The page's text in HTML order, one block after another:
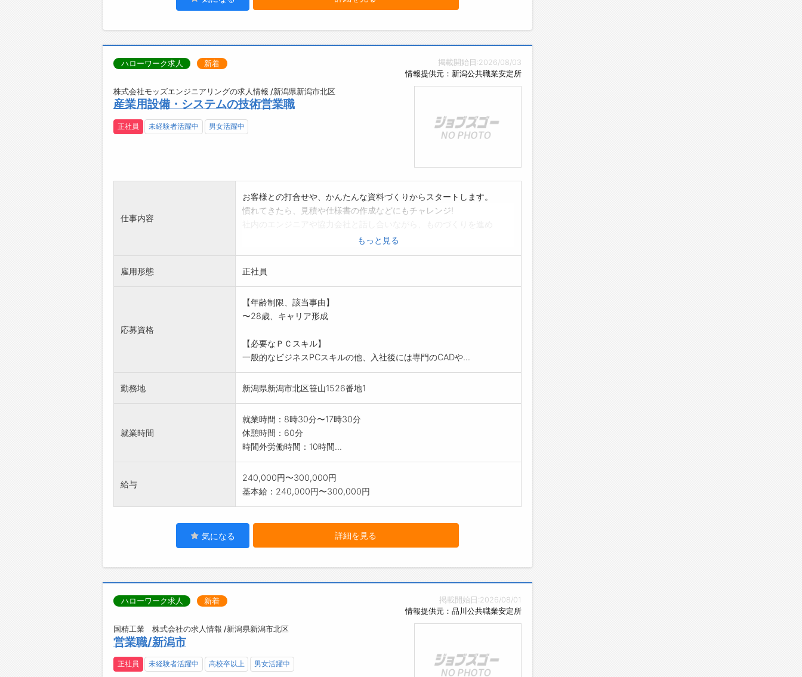
掲載開始日:2026/08/03
情報提供元：新潟公共職業安定所
ハローワーク求人 新着
株式会社モッズエンジニアリングの求人情報 /新潟県新潟市北区
産業用設備・システムの技術営業職
正社員 未経験者活躍中 男女活躍中
仕事内容
お客様との打合せや、かんたんな資料づくりからスタートします。
慣れてきたら、見積や仕様書の作成などにもチャレンジ!
す。
技術のことは入社後にイチから教えますので安心してください。
変更範囲:なし
もっと見る
雇用形態 正社員
応募資格
【年齢制限、該当事由】
〜28歳、キャリア形成
【必要なＰＣスキル】
一般的なビジネスPCスキルの他、入社後には専門のCADや...
勤務地 新潟県新潟市北区笹山1526番地1
就業時間
就業時間：8時30分〜17時30分
休憩時間：60分
時間外労働時間：10時間...
給与
240,000円〜300,000円
基本給：240,000円〜300,000円
気になる 詳細を見る
掲載開始日:2026/08/01
情報提供元：品川公共職業安定所
ハローワーク求人 新着
国精工業 株式会社の求人情報 /新潟県新潟市北区
営業職/新潟市
正社員 未経験者活躍中 高校卒以上 男女活躍中